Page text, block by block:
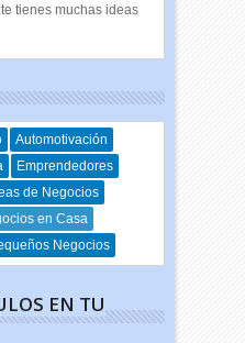
tienes muchas ideas
Automotivación
Emprendedores
de Negocios
en Casa
Negocios
EN TU